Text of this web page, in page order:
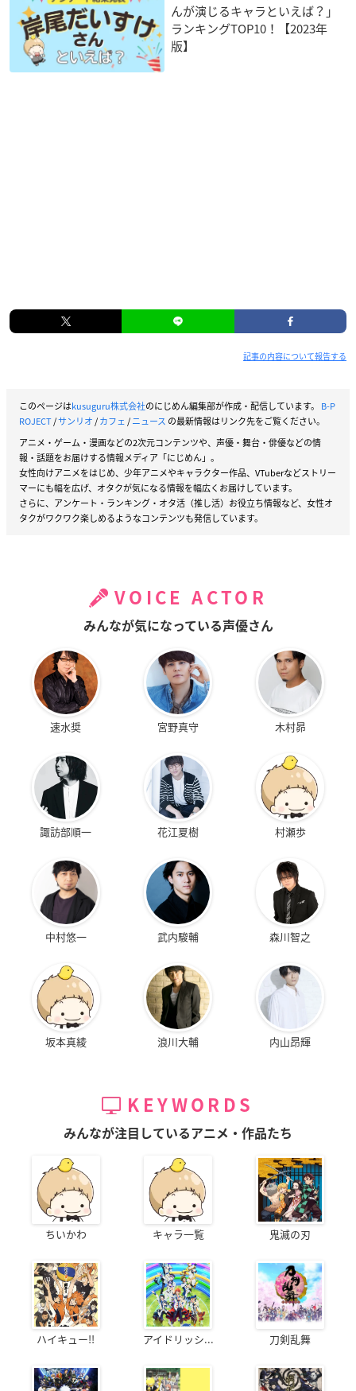
んが演じるキャラといえば？」
ランキングTOP10！【2023年
版】
記事の内容について報告する
このページはkusuguru株式会社のにじめん編集部が作成・配信しています。 B-P
ROJECT/サンリオ/カフェ/ニュース の最新情報はリンク先をご覧ください。
アニメ・ゲーム・漫画などの2次元コンテンツや、声優・舞台・俳優などの情
報・話題をお届けする情報メディア「にじめん」。
女性向けアニメをはじめ、少年アニメやキャラクター作品、VTuberなどストリー
マーにも幅を広げ、オタクが気になる情報を幅広くお届けしています。
さらに、アンケート・ランキング・オタ活（推し活）お役立ち情報など、女性オ
タクがワクワク楽しめるようなコンテンツも発信しています。
VOICE ACTOR
みんなが気になっている声優さん
速水奨 宮野真守 木村昴
諏訪部順一 花江夏樹 村瀬歩
中村悠一 武内駿輔 森川智之
坂本真綾 浪川大輔 内山昂輝
KEYWORDS
みんなが注目しているアニメ・作品たち
ちいかわ キャラ一覧 鬼滅の刃
ハイキュー!! アイドリッシ... 刀剣乱舞